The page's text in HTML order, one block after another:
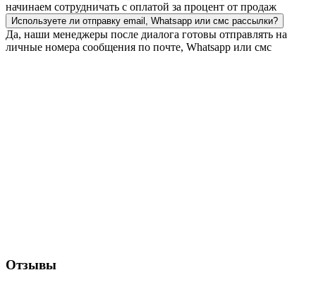
начинаем сотрудничать с оплатой за процент от продаж
Используете ли отправку email, Whatsapp или смс рассылки?
Да, наши менеджеры после диалога готовы отправлять на
личные номера сообщения по почте, Whatsapp или смс
Отзывы